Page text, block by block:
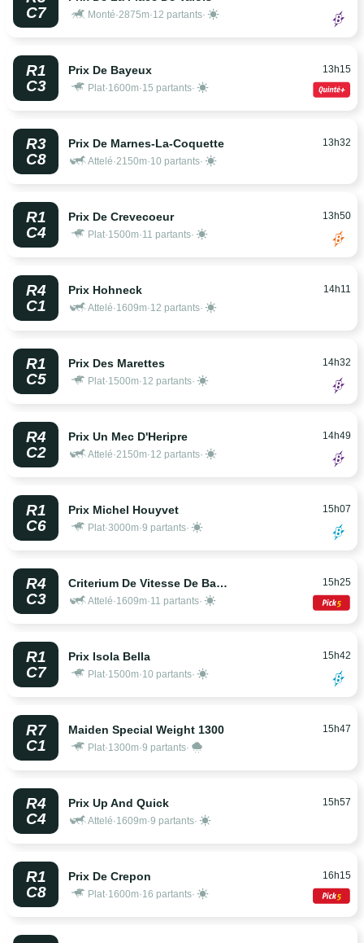
C7
Monté·2875m·12 partants·
R1
C3
Prix De Bayeux
13h15
Plat·1600m·15 partants·
R3
C8
Prix De Marnes-La-Coquette
13h32
Attelé·2150m·10 partants·
R1
C4
Prix De Crevecoeur
13h50
Plat·1500m·11 partants·
R4
C1
Prix Hohneck
14h11
Attelé·1609m·12 partants·
R1
C5
Prix Des Marettes
14h32
Plat·1500m·12 partants·
R4
C2
Prix Un Mec D'Heripre
14h49
Attelé·2150m·12 partants·
R1
C6
Prix Michel Houyvet
15h07
Plat·3000m·9 partants·
R4
C3
Criterium De Vitesse De Basse-Normandie
15h25
Attelé·1609m·11 partants·
R1
C7
Prix Isola Bella
15h42
Plat·1500m·10 partants·
R7
C1
Maiden Special Weight 1300
15h47
Plat·1300m·9 partants·
R4
C4
Prix Up And Quick
15h57
Attelé·1609m·9 partants·
R1
C8
Prix De Crepon
16h15
Plat·1600m·16 partants·